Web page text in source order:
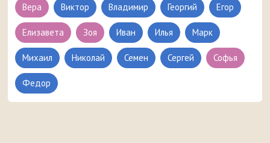
Вера Виктор Владимир Георгий Егор
Елизавета Зоя Иван Илья Марк
Михаил Николай Семен Сергей Софья
Федор